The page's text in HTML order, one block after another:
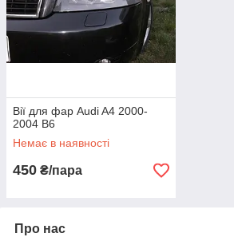
Вії для фар Audi A4 2000-
2004 B6
Немає в наявності
450 ₴/пара
Про нас